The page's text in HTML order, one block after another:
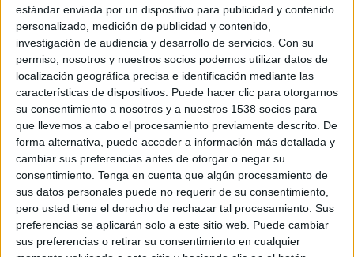
estándar enviada por un dispositivo para publicidad y contenido
personalizado, medición de publicidad y contenido,
investigación de audiencia y desarrollo de servicios. Con su
permiso, nosotros y nuestros socios podemos utilizar datos de
localización geográfica precisa e identificación mediante las
características de dispositivos. Puede hacer clic para otorgarnos
su consentimiento a nosotros y a nuestros 1538 socios para
que llevemos a cabo el procesamiento previamente descrito. De
forma alternativa, puede acceder a información más detallada y
cambiar sus preferencias antes de otorgar o negar su
consentimiento. Tenga en cuenta que algún procesamiento de
sus datos personales puede no requerir de su consentimiento,
pero usted tiene el derecho de rechazar tal procesamiento. Sus
preferencias se aplicarán solo a este sitio web. Puede cambiar
sus preferencias o retirar su consentimiento en cualquier
CEO & CMO de Dunkin’ España: Karina Castillo
Responsable de marketing de Dunkin’ España:
Ariadna Burgos
Producto / Servicio: Campaña Frozen es tu rollo
Marca: Dunkin’
Sector: Restauración
Director creativo: Luis Ortiz
Director senior de arte: Juanka Campos
Director de arte: Ismael Pineda y Cristina García
Copy: Beatriz Torres
Social media: Cristina Salinas y Borja Pérez
Producer: Auxi Estrada
Equipo de cuentas: Sandra Pérez, Andrea León
Pieza: Carteles (Frozen genérico, Nuevas